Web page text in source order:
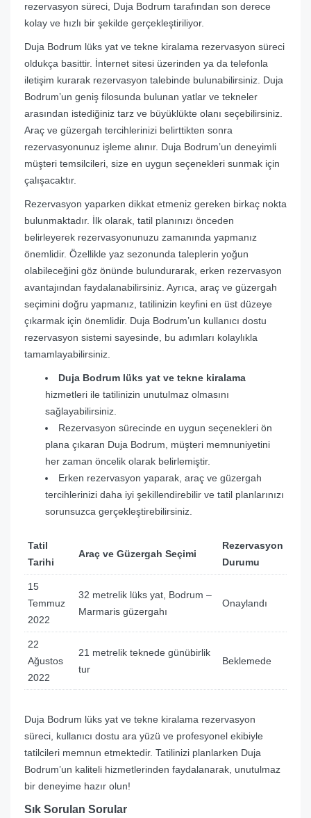
rezervasyon süreci, Duja Bodrum tarafından son derece
kolay ve hızlı bir şekilde gerçekleştiriliyor.
Duja Bodrum lüks yat ve tekne kiralama rezervasyon süreci
oldukça basittir. İnternet sitesi üzerinden ya da telefonla
iletişim kurarak rezervasyon talebinde bulunabilirsiniz. Duja
Bodrum’un geniş filosunda bulunan yatlar ve tekneler
arasından istediğiniz tarz ve büyüklükte olanı seçebilirsiniz.
Araç ve güzergah tercihlerinizi belirttikten sonra
rezervasyonunuz işleme alınır. Duja Bodrum’un deneyimli
müşteri temsilcileri, size en uygun seçenekleri sunmak için
çalışacaktır.
Rezervasyon yaparken dikkat etmeniz gereken birkaç nokta
bulunmaktadır. İlk olarak, tatil planınızı önceden
belirleyerek rezervasyonunuzu zamanında yapmanız
önemlidir. Özellikle yaz sezonunda taleplerin yoğun
olabileceğini göz önünde bulundurarak, erken rezervasyon
avantajından faydalanabilirsiniz. Ayrıca, araç ve güzergah
seçimini doğru yapmanız, tatilinizin keyfini en üst düzeye
çıkarmak için önemlidir. Duja Bodrum’un kullanıcı dostu
rezervasyon sistemi sayesinde, bu adımları kolaylıkla
tamamlayabilirsiniz.
Duja Bodrum lüks yat ve tekne kiralama
hizmetleri ile tatilinizin unutulmaz olmasını
sağlayabilirsiniz.
Rezervasyon sürecinde en uygun seçenekleri ön
plana çıkaran Duja Bodrum, müşteri memnuniyetini
her zaman öncelik olarak belirlemiştir.
Erken rezervasyon yaparak, araç ve güzergah
tercihlerinizi daha iyi şekillendirebilir ve tatil planlarınızı
sorunsuzca gerçekleştirebilirsiniz.
Tatil
Tarihi
Araç ve Güzergah Seçimi
Rezervasyon
Durumu
15
Temmuz
2022
32 metrelik lüks yat, Bodrum –
Marmaris güzergahı
Onaylandı
22
Ağustos
2022
21 metrelik teknede günübirlik
tur
Beklemede
Duja Bodrum lüks yat ve tekne kiralama rezervasyon
süreci, kullanıcı dostu ara yüzü ve profesyonel ekibiyle
tatilcileri memnun etmektedir. Tatilinizi planlarken Duja
Bodrum’un kaliteli hizmetlerinden faydalanarak, unutulmaz
bir deneyime hazır olun!
Sık Sorulan Sorular